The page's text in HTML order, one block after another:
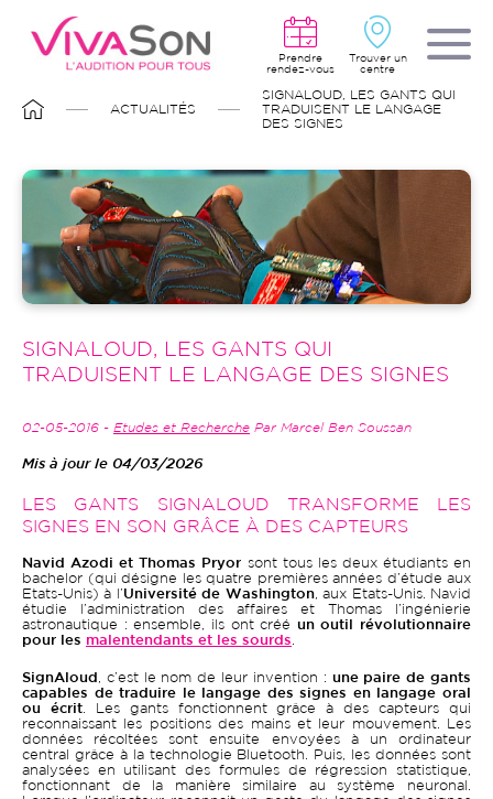
contenu
principal
Prendre
rendez-vous
Trouver un
centre
D'ARIANE
ACTUALITÉS
SIGNALOUD, LES GANTS QUI
TRADUISENT LE LANGAGE
DES SIGNES
SIGNALOUD, LES GANTS QUI
TRADUISENT LE LANGAGE DES SIGNES
02-05-2016 - Etudes et Recherche Par Marcel Ben Soussan
Mis à jour le 04/03/2026
LES GANTS SIGNALOUD TRANSFORME LES
SIGNES EN SON GRÂCE À DES CAPTEURS
Navid Azodi et Thomas Pryor sont tous les deux étudiants en
bachelor (qui désigne les quatre premières années d’étude aux
Etats-Unis) à l’
Université de Washington, aux Etats-Unis. Navid
étudie l’administration des affaires et Thomas l’ingénierie
astronautique : ensemble, ils ont créé un outil révolutionnaire
pour les
malentendants et les sourds.
SignAloud , c’est le nom de leur invention : une paire de gants
capables de traduire le langage des signes en langage oral
ou écrit. Les gants fonctionnent grâce à des capteurs qui
reconnaissant les positions des mains et leur mouvement. Les
données récoltées sont ensuite envoyées à un ordinateur
central grâce à la technologie Bluetooth. Puis, les données sont
analysées en utilisant des formules de régression statistique,
fonctionnant de la manière similaire au système neuronal.